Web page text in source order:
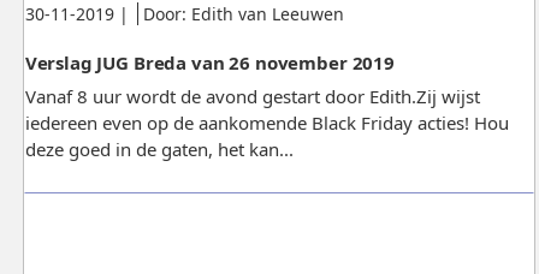
Gepubliceerd:
30-11-2019.| Door: Edith van Leeuwen.
Verslag JUG Breda van 26 november 2019
Vanaf 8 uur wordt de avond gestart door Edith.Zij wijst
iedereen even op de aankomende Black Friday acties! Hou
deze goed in de gaten, het kan...